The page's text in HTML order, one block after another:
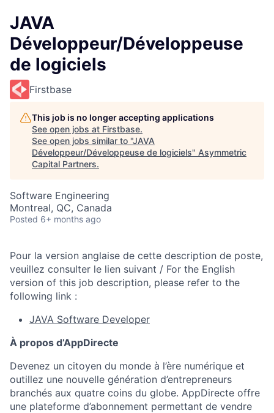
JAVA
Développeur/Développeuse
de logiciels
Firstbase
This job is no longer accepting applications
See open jobs at Firstbase.
See open jobs similar to "JAVA
Développeur/Développeuse de logiciels" Asymmetric
Capital Partners.
Software Engineering
Montreal, QC, Canada
Posted 6+ months ago
Pour la version anglaise de cette description de poste,
veuillez consulter le lien suivant / For the English
version of this job description, please refer to the
following link :
JAVA Software Developer
À propos d’AppDirecte
Devenez un citoyen du monde à l’ère numérique et
outillez une nouvelle génération d’entrepreneurs
branchés aux quatre coins du globe. AppDirecte offre
une plateforme d’abonnement permettant de vendre